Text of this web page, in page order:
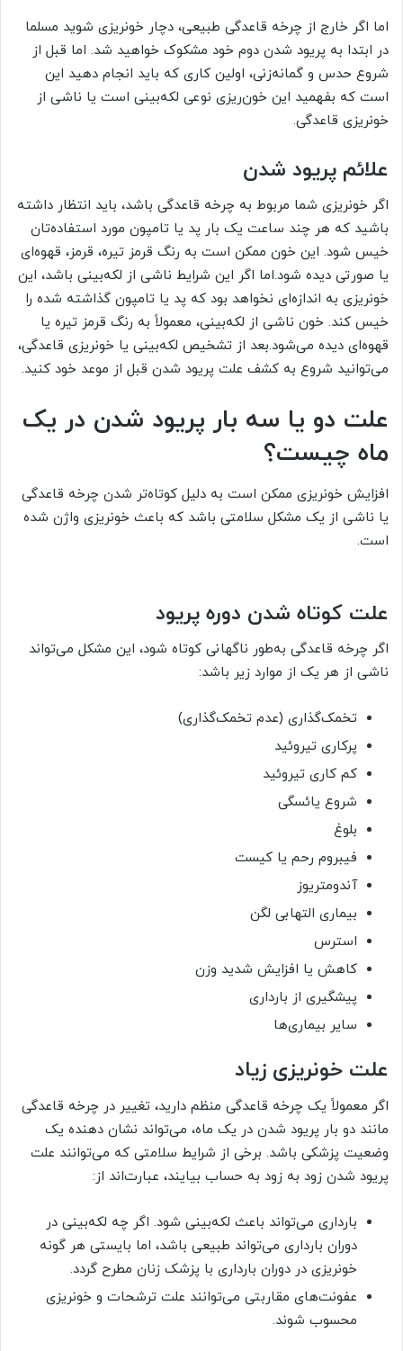
اما اگر خارج از چرخه قاعدگی طبیعی، دچار خونریزی شوید مسلما
در ابتدا به پریود شدن دوم خود مشکوک خواهید شد. اما قبل از
شروع حدس و گمانه‌زنی، اولین کاری که باید انجام دهید این
است که بفهمید این خون‌ریزی نوعی لکه‌بینی است یا ناشی از
خونریزی قاعدگی.
علائم پریود شدن
اگر خونریزی شما مربوط به چرخه قاعدگی باشد، باید انتظار داشته
باشید که هر چند ساعت یک بار پد یا تامپون مورد استفاده‌تان
خیس شود. این خون ممکن است به رنگ قرمز تیره، قرمز، قهوه‌ای
یا صورتی دیده شود.اما اگر این شرایط ناشی از لکه‌بینی باشد، این
خونریزی به اندازه‌ای نخواهد بود که پد یا تامپون گذاشته شده را
خیس کند. خون ناشی از لکه‌بینی، معمولاً به رنگ قرمز تیره یا
قهوه‌ای دیده می‌شود.بعد از تشخیص لکه‌بینی یا خونریزی قاعدگی،
می‌توانید شروع به کشف علت پریود شدن قبل از موعد خود کنید.
علت دو یا سه بار پریود شدن در یک
ماه چیست؟
افزایش خونریزی ممکن است به دلیل کوتاه‌تر شدن چرخه قاعدگی
یا ناشی از یک مشکل سلامتی باشد که باعث خونریزی واژن شده
است.
علت کوتاه شدن دوره پریود
اگر چرخه قاعدگی به‌طور ناگهانی کوتاه شود، این مشکل می‌تواند
ناشی از هر یک از موارد زیر باشد:
تخمک‌گذاری (عدم تخمک‌گذاری)
پرکاری تیروئید
کم کاری تیروئید
شروع یائسگی
بلوغ
فیبروم رحم یا کیست
آندومتریوز
بیماری التهابی لگن
استرس
کاهش یا افزایش شدید وزن
پیشگیری از بارداری
سایر بیماری‌ها
علت خونریزی زیاد
اگر معمولاً یک چرخه قاعدگی منظم دارید، تغییر در چرخه قاعدگی
مانند دو بار پریود شدن در یک ماه، می‌تواند نشان دهنده یک
وضعیت پزشکی باشد. برخی از شرایط سلامتی که می‌توانند علت
پریود شدن زود به زود به حساب بیایند، عبارت‌اند از:
بارداری می‌تواند باعث لکه‌بینی شود. اگر چه لکه‌بینی در
دوران بارداری می‌تواند طبیعی باشد، اما بایستی هر گونه
خونریزی در دوران بارداری با پزشک زنان مطرح گردد.
عفونت‌های مقاربتی می‌توانند علت ترشحات و خونریزی
محسوب شوند.